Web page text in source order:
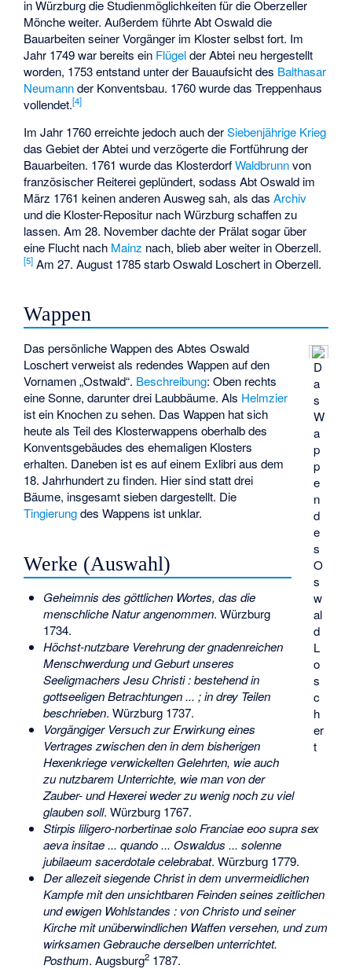
in Würzburg die Studienmöglichkeiten für die Oberzeller
Mönche weiter. Außerdem führte Abt Oswald die
Bauarbeiten seiner Vorgänger im Kloster selbst fort. Im
Jahr 1749 war bereits ein Flügelder Abtei neu hergestellt
worden, 1753 entstand unter der Bauaufsicht des Balthasar
Neumannder Konventsbau. 1760 wurde das Treppenhaus
vollendet.[4]
Im Jahr 1760 erreichte jedoch auch derSiebenjährige Krieg
das Gebiet der Abtei und verzögerte die Fortführung der
Bauarbeiten. 1761 wurde das KlosterdorfWaldbrunnvon
französischer Reiterei geplündert, sodass Abt Oswald im
März 1761 keinen anderen Ausweg sah, als dasArchiv
und die Kloster-Repositur nach Würzburg schaffen zu
lassen. Am 28. November dachte der Prälat sogar über
eine Flucht nach Mainz nach, blieb aber weiter in Oberzell.
[5] Am 27. August 1785 starb Oswald Loschert in Oberzell.
Wappen
D
a
s
W
a
p
p
e
n
d
e
s
O
s
w
al
d
L
o
s
c
h
er
t
Das persönliche Wappen des Abtes Oswald
Loschert verweist als redendes Wappen auf den
Vornamen „Ostwald“. Beschreibung: Oben rechts
eine Sonne, darunter drei Laubbäume. Als Helmzier
ist ein Knochen zu sehen. Das Wappen hat sich
heute als Teil des Klosterwappens oberhalb des
Konventsgebäudes des ehemaligen Klosters
erhalten. Daneben ist es auf einem Exlibri aus dem
18. Jahrhundert zu finden. Hier sind statt drei
Bäume, insgesamt sieben dargestellt. Die
Tingierungdes Wappens ist unklar.
Werke (Auswahl)
Geheimnis des göttlichen Wortes, das die
menschliche Natur angenommen. Würzburg
1734.
Höchst-nutzbare Verehrung der gnadenreichen
Menschwerdung und Geburt unseres
Seeligmachers Jesu Christi : bestehend in
gottseeligen Betrachtungen ... ; in drey Teilen
beschrieben. Würzburg 1737.
Vorgängiger Versuch zur Erwirkung eines
Vertrages zwischen den in dem bisherigen
Hexenkriege verwickelten Gelehrten, wie auch
zu nutzbarem Unterrichte, wie man von der
Zauber- und Hexerei weder zu wenig noch zu viel
glauben soll. Würzburg 1767.
Stirpis liligero-norbertinae solo Franciae eoo supra sex
aeva insitae ... quando ... Oswaldus ... solenne
jubilaeum sacerdotale celebrabat. Würzburg 1779.
Der allezeit siegende Christ in dem unvermeidlichen
Kampfe mit den unsichtbaren Feinden seines zeitlichen
und ewigen Wohlstandes : von Christo und seiner
Kirche mit unüberwindlichen Waffen versehen, und zum
wirksamen Gebrauche derselben unterrichtet.
Posthum. Augsburg21787.